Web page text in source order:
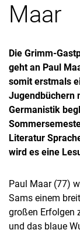
Maar
Die Grimm-
geht an Paul
somit erstmals
Jugendbüchern
Germanistik
Literatur
wird es eine
Paul Maar (77)
Sams einem
großen Erfolgen
und das blaue